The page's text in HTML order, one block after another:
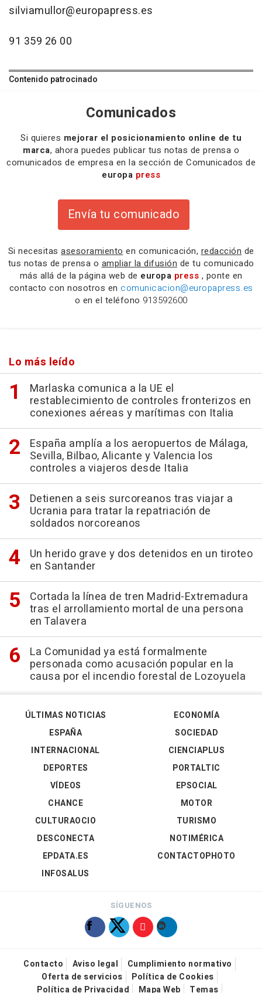
silviamullor@europapress.es
91 359 26 00
Contenido patrocinado
Comunicados
Si quieres mejorar el posicionamiento online de tu
marca, ahora puedes publicar tus notas de prensa o
comunicados de empresa en la sección de Comunicados de
europa press
Envía tu comunicado
Si necesitas asesoramiento en comunicación, redacción de
tus notas de prensa o ampliar la difusión de tu comunicado
más allá de la página web de europa press , ponte en
contacto con nosotros en comunicacion@europapress.es
o en el teléfono 913592600
Lo más leído
Marlaska comunica a la UE el
restablecimiento de controles fronterizos en
conexiones aéreas y marítimas con Italia
España amplía a los aeropuertos de Málaga,
Sevilla, Bilbao, Alicante y Valencia los
controles a viajeros desde Italia
Detienen a seis surcoreanos tras viajar a
Ucrania para tratar la repatriación de
soldados norcoreanos
Un herido grave y dos detenidos en un tiroteo
en Santander
Cortada la línea de tren Madrid-Extremadura
tras el arrollamiento mortal de una persona
en Talavera
La Comunidad ya está formalmente
personada como acusación popular en la
causa por el incendio forestal de Lozoyuela
ÚLTIMAS NOTICIAS
ESPAÑA
INTERNACIONAL
DEPORTES
VÍDEOS
ECONOMÍA
SOCIEDAD
CIENCIAPLUS
PORTALTIC
EPSOCIAL
CHANCE
CULTURAOCIO
DESCONECTA
EPDATA.ES
INFOSALUS
MOTOR
TURISMO
NOTIMÉRICA
CONTACTOPHOTO
SÍGUENOS
Contacto Aviso legal
Cumplimiento normativo
Oferta de servicios
Política de Cookies
Política de Privacidad
Mapa Web Temas